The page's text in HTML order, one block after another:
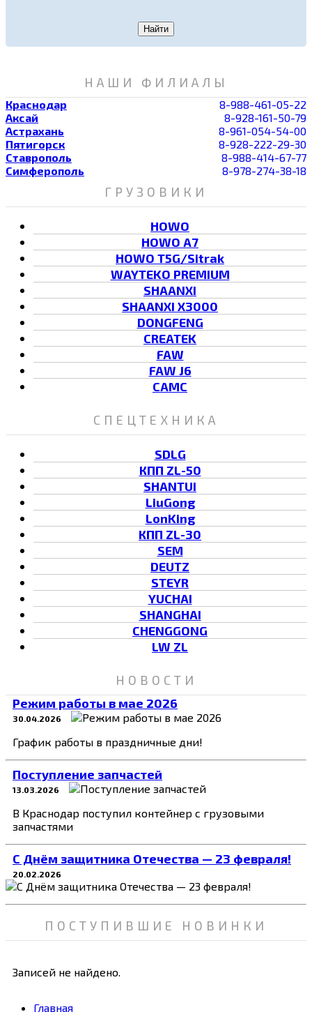
Найти
НАШИ ФИЛИАЛЫ
Краснодар
8-988-461-05-22
Аксай
8-928-161-50-79
Астрахань
8-961-054-54-00
Пятигорск
8-928-222-29-30
Ставрополь
8-988-414-67-77
Симферополь
8-978-274-38-18
ГРУЗОВИКИ
HOWO
HOWO A7
HOWO T5G/Sitrak
WAYTEKO PREMIUM
SHAANXI
SHAANXI X3000
DONGFENG
CREATEK
FAW
FAW J6
CAMC
СПЕЦТЕХНИКА
SDLG
КПП ZL-50
SHANTUI
LiuGong
LonKing
КПП ZL-30
SEM
DEUTZ
STEYR
YUCHAI
SHANGHAI
CHENGGONG
LW ZL
НОВОСТИ
Режим работы в мае 2026
30.04.2026
График работы в праздничные дни!
Поступление запчастей
13.03.2026
В Краснодар поступил контейнер с грузовыми
запчастями
C Днём защитника Отечества — 23 февраля!
20.02.2026
ПОСТУПИВШИЕ НОВИНКИ
Записей не найдено.
Главная